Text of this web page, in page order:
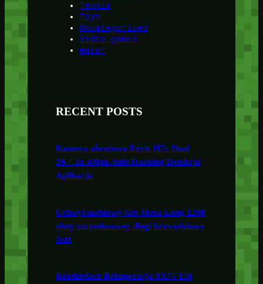
Tennis
Toys
Uncategorised
Video games
Water
RECENT POSTS
Kamera obrotowa Ezviz H7c Dual
2K+ 2x 4Mpx AutoTracking Detekcja
Aplikacja
Uchwyt meblowy Gtv Hexa Long 1200
złoty szczotkowany długi krawędziowy
3szt
Rozdzielacz Rekuperacja 8X75 150